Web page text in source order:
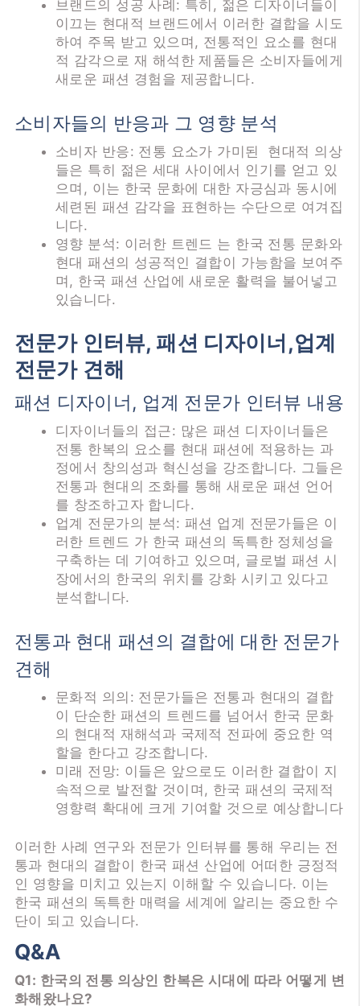
브랜드의 성공 사례: 특히, 젊은 디자이너들이
이끄는 현대적 브랜드에서 이러한 결합을 시도
하여 주목 받고 있으며, 전통적인 요소를 현대
적 감각으로 재 해석한 제품들은 소비자들에게
새로운 패션 경험을 제공합니다.
소비자들의 반응과 그 영향 분석
소비자 반응: 전통 요소가 가미된 현대적 의상
들은 특히 젊은 세대 사이에서 인기를 얻고 있
으며, 이는 한국 문화에 대한 자긍심과 동시에
세련된 패션 감각을 표현하는 수단으로 여겨집
니다.
영향 분석: 이러한 트렌드 는 한국 전통 문화와
현대 패션의 성공적인 결합이 가능함을 보여주
며, 한국 패션 산업에 새로운 활력을 불어넣고
있습니다.
전문가 인터뷰, 패션 디자이너,업계
전문가 견해
패션 디자이너, 업계 전문가 인터뷰 내용
디자이너들의 접근: 많은 패션 디자이너들은
전통 한복의 요소를 현대 패션에 적용하는 과
정에서 창의성과 혁신성을 강조합니다. 그들은
전통과 현대의 조화를 통해 새로운 패션 언어
를 창조하고자 합니다.
업계 전문가의 분석: 패션 업계 전문가들은 이
러한 트렌드 가 한국 패션의 독특한 정체성을
구축하는 데 기여하고 있으며, 글로벌 패션 시
장에서의 한국의 위치를 강화 시키고 있다고
분석합니다.
전통과 현대 패션의 결합에 대한 전문가
견해
문화적 의의: 전문가들은 전통과 현대의 결합
이 단순한 패션의 트렌드를 넘어서 한국 문화
의 현대적 재해석과 국제적 전파에 중요한 역
할을 한다고 강조합니다.
미래 전망: 이들은 앞으로도 이러한 결합이 지
속적으로 발전할 것이며, 한국 패션의 국제적
영향력 확대에 크게 기여할 것으로 예상합니다
이러한 사례 연구와 전문가 인터뷰를 통해 우리는 전
통과 현대의 결합이 한국 패션 산업에 어떠한 긍정적
인 영향을 미치고 있는지 이해할 수 있습니다. 이는
한국 패션의 독특한 매력을 세계에 알리는 중요한 수
단이 되고 있습니다.
Q&A
Q1: 한국의 전통 의상인 한복은 시대에 따라 어떻게 변
화해왔나요?